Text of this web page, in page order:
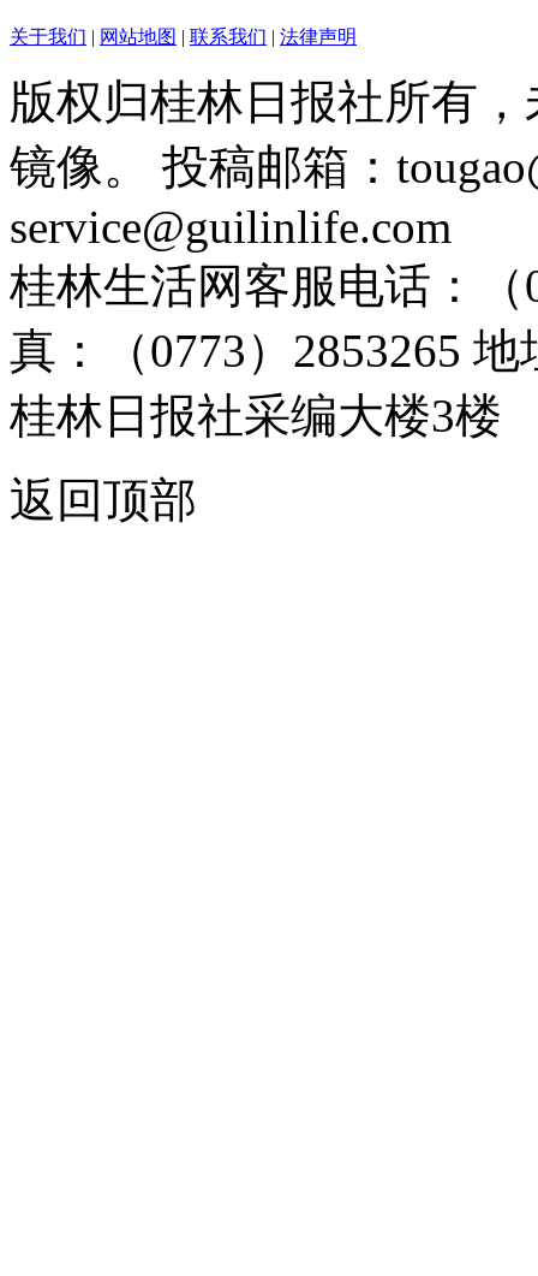
关于我们 | 网站地图 | 联系我们 | 法律声明
版权归桂林日报社所有
镜像。 投稿邮箱：
service@guilinlife.com
桂林生活网客服电话：（
真：（0773）2853265
桂林日报社采编大楼3楼
返回顶部